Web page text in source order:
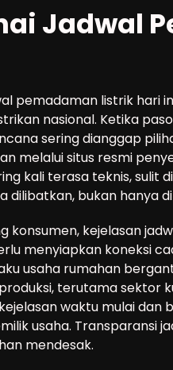
Jadwal
pemadaman listrik hari
nasional. Ketika
sering dianggap
melalui situs resmi
kali terasa teknis, sulit
dilibatkan, bukan hanya
konsumen, kejelasan
menyiapkan koneksi
usaha rumahan
terutama sektor
waktu mulai
usaha. Transparansi
mendesak.